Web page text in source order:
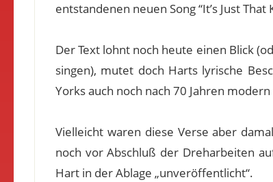
entstandenen neuen Song “It’s Just
Der Text lohnt noch heute einen Blick
singen), mutet doch Harts lyrische
Yorks auch noch nach 70 Jahren modern
Vielleicht waren diese Verse aber
noch vor Abschluß der Dreharbeiten
Hart in der Ablage „unveröffentlicht“.